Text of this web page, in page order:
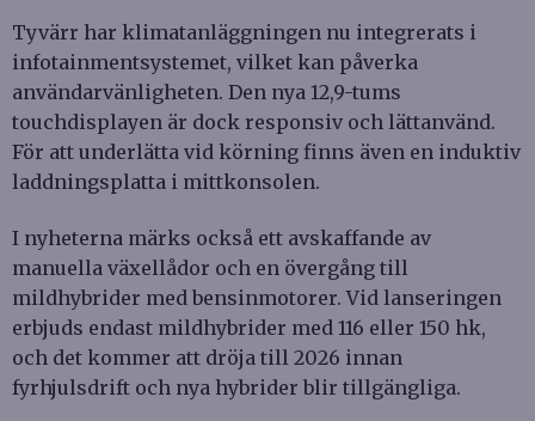
Tyvärr har klimatanläggningen nu integrerats i
infotainmentsystemet, vilket kan påverka
användarvänligheten. Den nya 12,9-tums
touchdisplayen är dock responsiv och lättanvänd.
För att underlätta vid körning finns även en induktiv
laddningsplatta i mittkonsolen.
I nyheterna märks också ett avskaffande av
manuella växellådor och en övergång till
mildhybrider med bensinmotorer. Vid lanseringen
erbjuds endast mildhybrider med 116 eller 150 hk,
och det kommer att dröja till 2026 innan
fyrhjulsdrift och nya hybrider blir tillgängliga.